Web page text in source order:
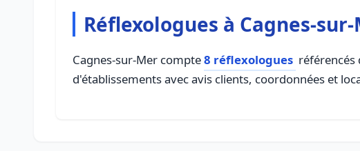
Réflexologues à Cagnes-
Cagnes-sur-Mer compte8 réflexologues référencés
d'établissements avec avis clients, coordonnées et